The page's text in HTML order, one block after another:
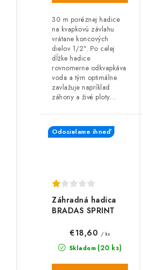
u
k
t
o
v
30 m poréznej hadice
na kvapkovú závlahu
vrátane koncových
dielov 1/2". Po celej
dĺžke hadice
rovnomerne odkvapkáva
voda a tým optimálne
zavlažuje napríklad
záhony a živé ploty....
Záhradná hadica
BRADAS SPRINT
nepriehľadná
zelená
Odosielame ihneď
Skladom (20 ks)
€18,60 / ks